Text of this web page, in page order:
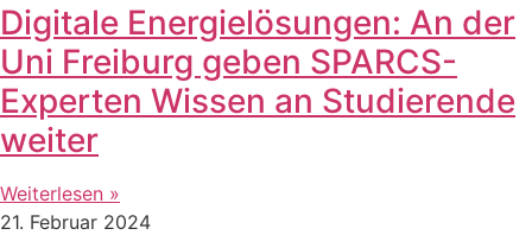
Digitale Energielösungen: An der
Uni Freiburg geben SPARCS-
Experten Wissen an Studierende
weiter
Weiterlesen »
21. Februar 2024